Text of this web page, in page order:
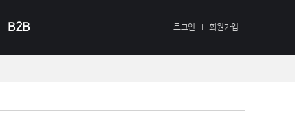
로그인 회원가입
B2B